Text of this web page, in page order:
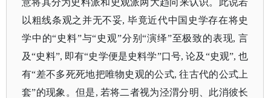
意将其分为史料派和史观派两大趋向来认识。此说若
以粗线条观之并无不妥, 毕竟近代中国史学存在将史
学中的“史料”与“史观”分别“演绎”至极致的表现, 言
及“史料”, 即有“史学便是史料学”口号, 论及“史观”, 也
有“差不多死死地把唯物史观的公式, 往古代的公式上
套”的现象。但是, 若将二者视为泾渭分明、此消彼长